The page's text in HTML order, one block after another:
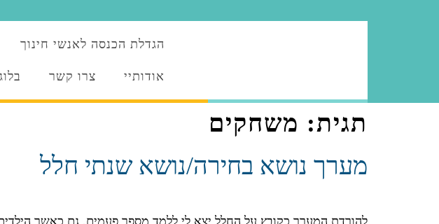
הגדלת הכנסה לאנשי חינוך
אודותיי צרו קשר
תגית: משחקים
מערך נושא בחירה/נושא שנתי חלל
להורדת המערך כקובץ על החלל יצא לי ללמד מספר פעמים, גם כאשר